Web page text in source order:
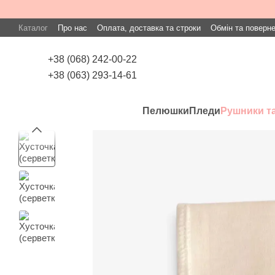
Каталог Про нас Оплата, доставка та строки Обмін та
+38 (068) 242-00-22
+38 (063) 293-14-61
Пелюшки Пледи Рушники